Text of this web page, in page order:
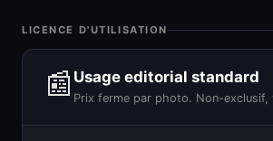
LICENCE D'UTILISATION
📰 Usage editorial standard
Prix ferme par photo. Non-exclusif,